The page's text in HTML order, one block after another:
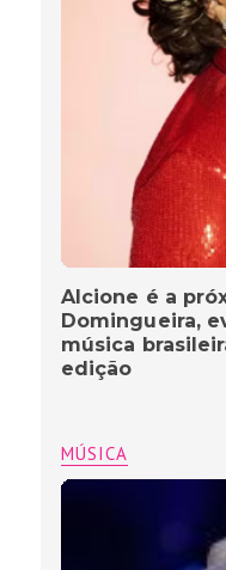
Alcione é a
Domingueira,
música
edição
MÚSICA